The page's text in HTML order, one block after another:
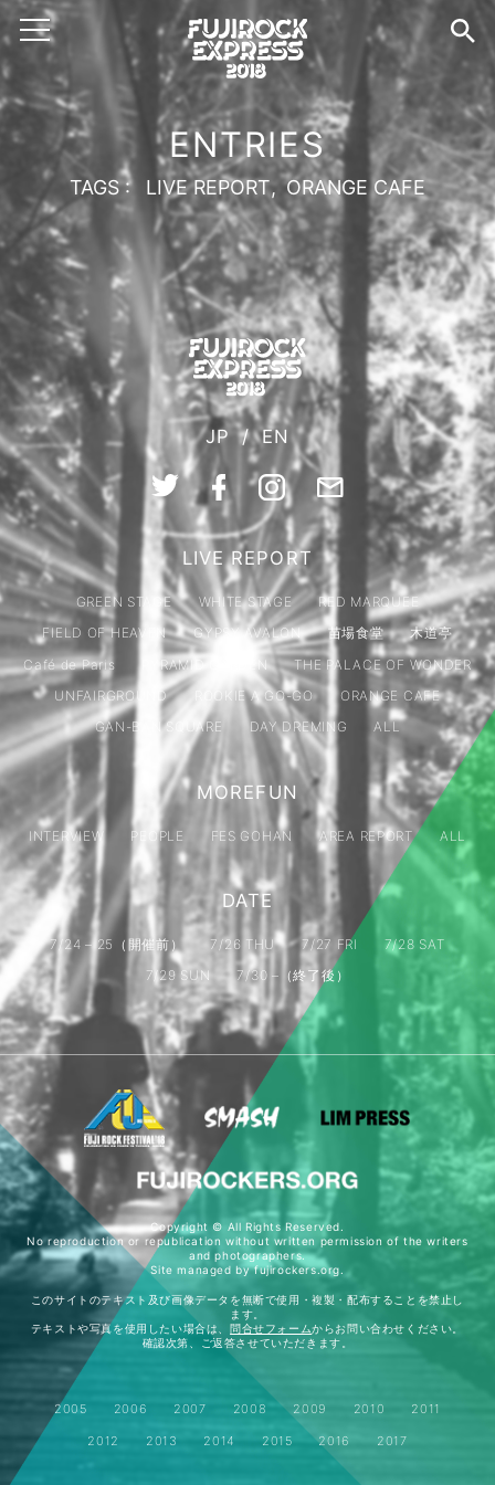
ENTRIES
TAGS : LIVE REPORT ORANGE CAFE
JP / EN
LIVE REPORT
GREEN STAGE WHITE STAGE
RED MARQUEE
FIELD OF HEAVEN
GYPSY AVALON 苗場食堂
木道亭
Café de Paris
PYRAMID GARDEN
THE PALACE OF WONDER
UNFAIRGROUND
ROOKIE A GO-GO
ORANGE CAFE
GAN-BAN SQUARE
DAY DREMING ALL
MOREFUN
INTERVIEW PEOPLE FES GOHAN AREA REPORT ALL
DATE
7/24 – 25（開催前） 7/26 THU 7/27 FRI
7/28 SAT
7/29 SUN
7/30 –（終了後）
Copyright © All Rights Reserved.
No reproduction or republication without written permission of the writers
and photographers.
Site managed by fujirockers.org.
このサイトのテキスト及び画像データを無断で使用・複製・配布することを禁止し
ます。
テキストや写真を使用したい場合は、問合せフォームからお問い合わせください。
確認次第、ご返答させていただきます。
2005 2006 2007 2008 2009 2010 2011
2012 2013 2014 2015 2016 2017